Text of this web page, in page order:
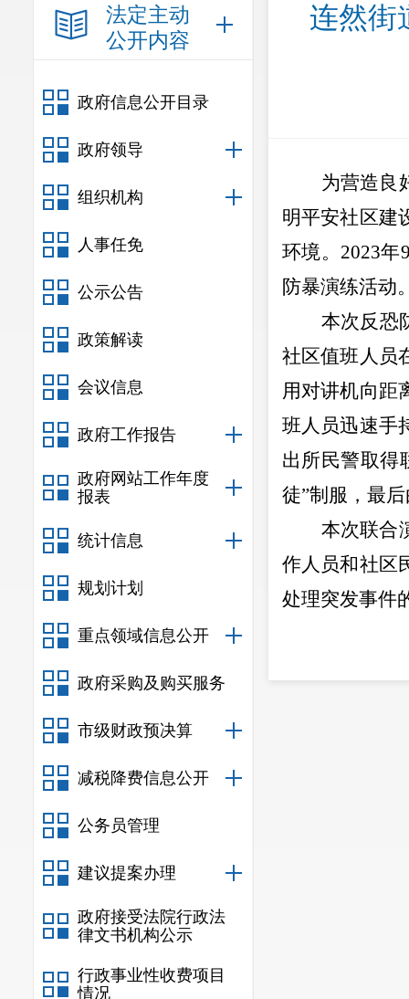
法定主动
公开内容
政府信息公开目录
政府领导
组织机构
人事任免
公示公告
政策解读
会议信息
政府工作报告
政府网站工作年度
报表
统计信息
规划计划
重点领域信息公开
政府采购及购买服务
市级财政预决算
减税降费信息公开
公务员管理
建议提案办理
政府接受法院行政法
律文书机构公示
行政事业性收费项目
情况
连然街
为营造良
明平安社区建
环境。 2023年
防暴演练活动
本次反恐
社区值班人员
用对讲机向距
班人员迅速手
出所民警取得
徒”制服，最
本次联合
作人员和社区
处理突发事件